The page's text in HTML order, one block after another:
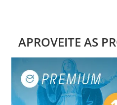
APROVEITE AS